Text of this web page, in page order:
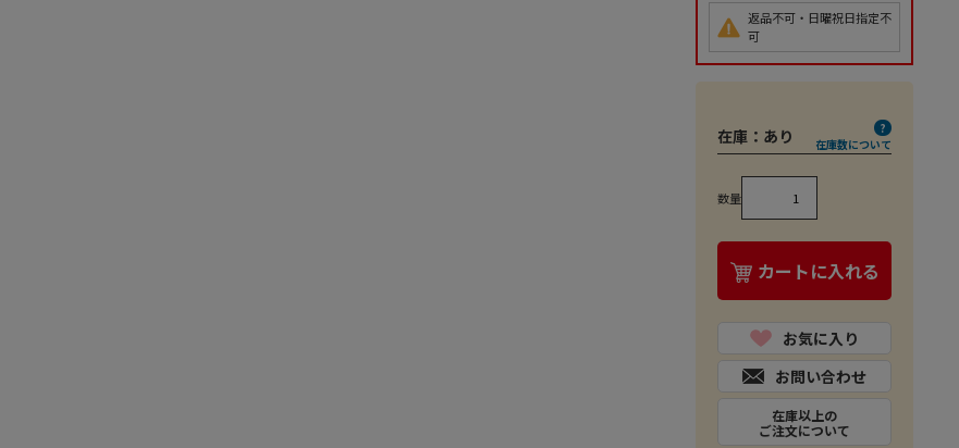
返品不可・日曜祝日指定不
可
在庫： あり 在庫数について
数量
カートに入れる
お気に入り
お問い合わせ
在庫以上の
ご注文について